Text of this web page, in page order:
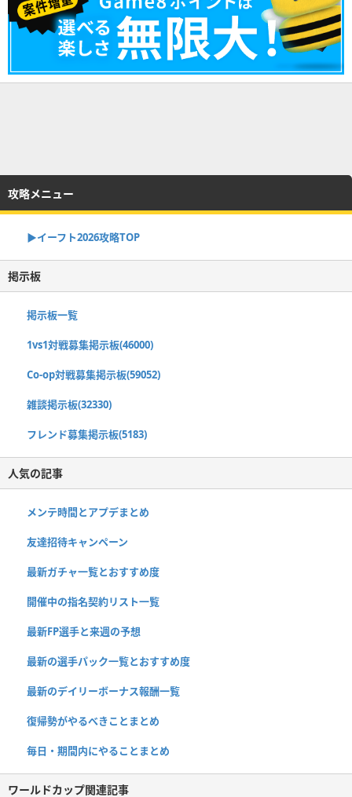
攻略メニュー
▶イーフト2026攻略TOP
掲示板
掲示板一覧
1vs1対戦募集掲示板(46000)
Co-op対戦募集掲示板(59052)
雑談掲示板(32330)
フレンド募集掲示板(5183)
人気の記事
メンテ時間とアプデまとめ
友達招待キャンペーン
最新ガチャ一覧とおすすめ度
開催中の指名契約リスト一覧
最新FP選手と来週の予想
最新の選手パック一覧とおすすめ度
最新のデイリーボーナス報酬一覧
復帰勢がやるべきことまとめ
毎日・期間内にやることまとめ
ワールドカップ関連記事